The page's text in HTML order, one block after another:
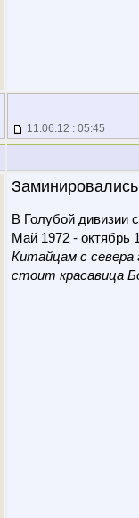
11.06.12 : 05:45
В Голубой дивизии
Май 1972 - октябрь
Китайцам с севера
стоит красавица